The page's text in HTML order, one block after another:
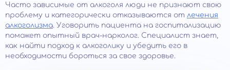
Часто зависимые от алкоголя люди не признают свою
проблему и категорически отказываются от лечения
алкоголизма. Уговорить пациента на госпитализацию
поможет опытный врач-нарколог. Специалист знает,
как найти подход к алкоголику и убедить его в
необходимости бороться за свое здоровье.